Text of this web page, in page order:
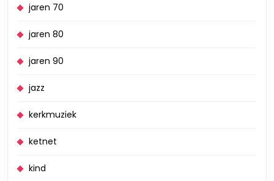
jaren 70
jaren 80
jaren 90
jazz
kerkmuziek
ketnet
kind